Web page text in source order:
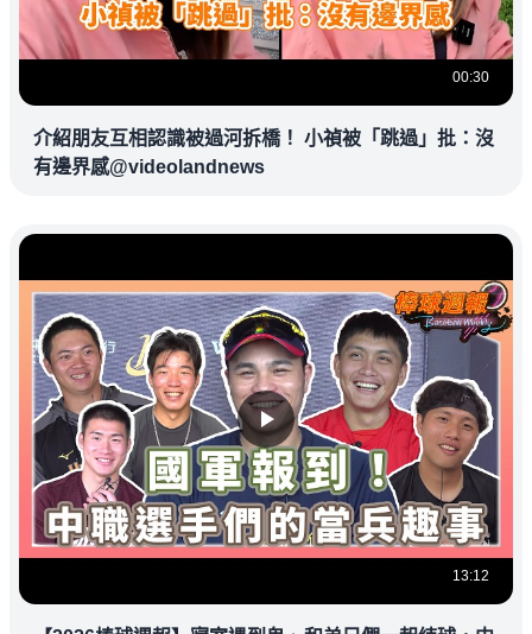
00:30
介紹朋友互相認識被過河拆橋！ 小禎被「跳過」批：沒
有邊界感@videolandnews
13:12